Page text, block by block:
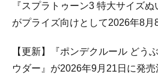
『スプラトゥーン3 特大サイズぬ
がプライズ向けとして2026年8月
【更新】『ポンデクルール どう
ウダー』が2026年9月21日に発売